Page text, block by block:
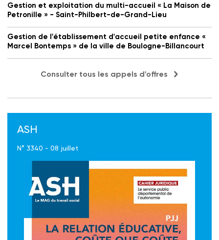
Gestion et exploitation du multi-accueil « La Maison de
Petronille » - Saint-Philbert-de-Grand-Lieu
Gestion de l'établissement d'accueil petite enfance «
Marcel Bontemps » de la ville de Boulogne-Billancourt
Consulter tous les appels d'offres
ASH
N° 3340 - 08 juillet